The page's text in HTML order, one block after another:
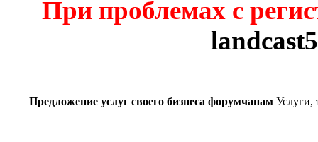
При проблемах с
Предложение услуг своего бизнеса форумчанам Услуги,